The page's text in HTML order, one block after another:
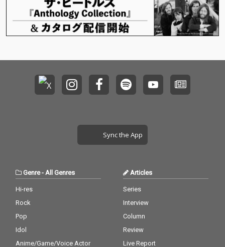
Sync the App
Genre-All Genres
Hi-res
Rock
Pop
Idol
Anime/Game/Voice Actor
Articles
Series
Interview
Column
Review
Live Report